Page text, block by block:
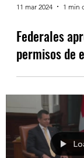
11 mar 2024 1 min
Federales
permisos de